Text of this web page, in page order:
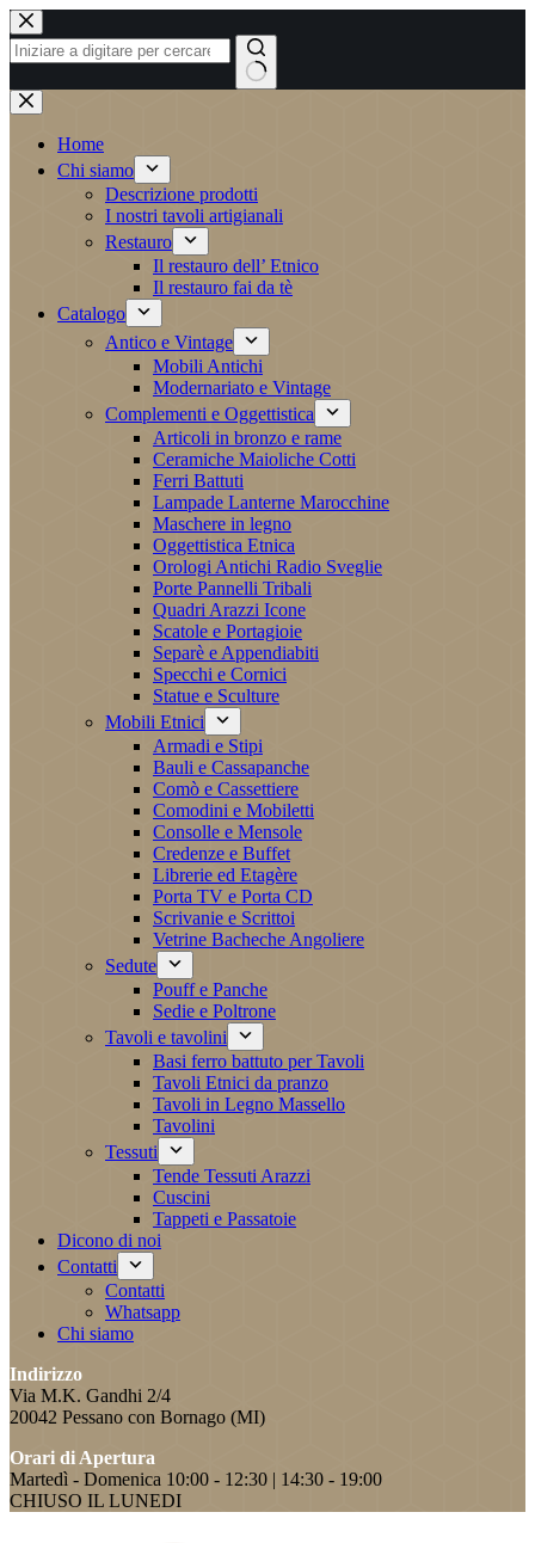
Salta
al
contenuto
Nessun
risultato
Home
Chi siamo
Descrizione prodotti
I nostri tavoli artigianali
Restauro
Il restauro dell’ Etnico
Il restauro fai da tè
Catalogo
Antico e Vintage
Mobili Antichi
Modernariato e Vintage
Complementi e Oggettistica
Articoli in bronzo e rame
Ceramiche Maioliche Cotti
Ferri Battuti
Lampade Lanterne Marocchine
Maschere in legno
Oggettistica Etnica
Orologi Antichi Radio Sveglie
Porte Pannelli Tribali
Quadri Arazzi Icone
Scatole e Portagioie
Separè e Appendiabiti
Specchi e Cornici
Statue e Sculture
Mobili Etnici
Armadi e Stipi
Bauli e Cassapanche
Comò e Cassettiere
Comodini e Mobiletti
Consolle e Mensole
Credenze e Buffet
Librerie ed Etagère
Porta TV e Porta CD
Scrivanie e Scrittoi
Vetrine Bacheche Angoliere
Sedute
Pouff e Panche
Sedie e Poltrone
Tavoli e tavolini
Basi ferro battuto per Tavoli
Tavoli Etnici da pranzo
Tavoli in Legno Massello
Tavolini
Tessuti
Tende Tessuti Arazzi
Cuscini
Tappeti e Passatoie
Dicono di noi
Contatti
Contatti
Whatsapp
Chi siamo
Indirizzo
Via M.K. Gandhi 2/4
20042 Pessano con Bornago (MI)
Orari di Apertura
Martedì - Domenica 10:00 - 12:30 | 14:30 - 19:00
CHIUSO IL LUNEDI